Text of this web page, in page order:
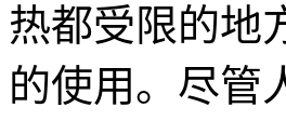
热都受限的地
的使用。尽管